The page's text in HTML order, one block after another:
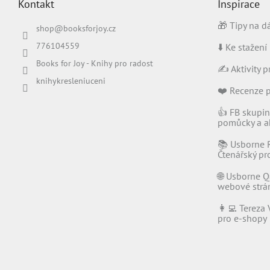
Kontakt
shop@booksforjoy.cz
776104559
Books for Joy - Knihy pro radost
knihykresleniuceni
Inspirace
🎁 Tipy na
⬇️ Ke stažení
✍️ Aktivity
❤️ Recenze
👍 FB
pomůcky a
📚 Usborne
Čtenářský
🌐 Usborne
webové
👩‍💻
pro e-shopy